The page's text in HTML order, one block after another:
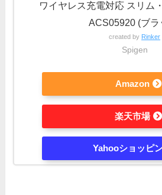
ワイヤレス充電対応 スリム
ACS05920 (ブラ
created by Rinker
Spigen
Amazon
楽天市場
Yahooショッピ